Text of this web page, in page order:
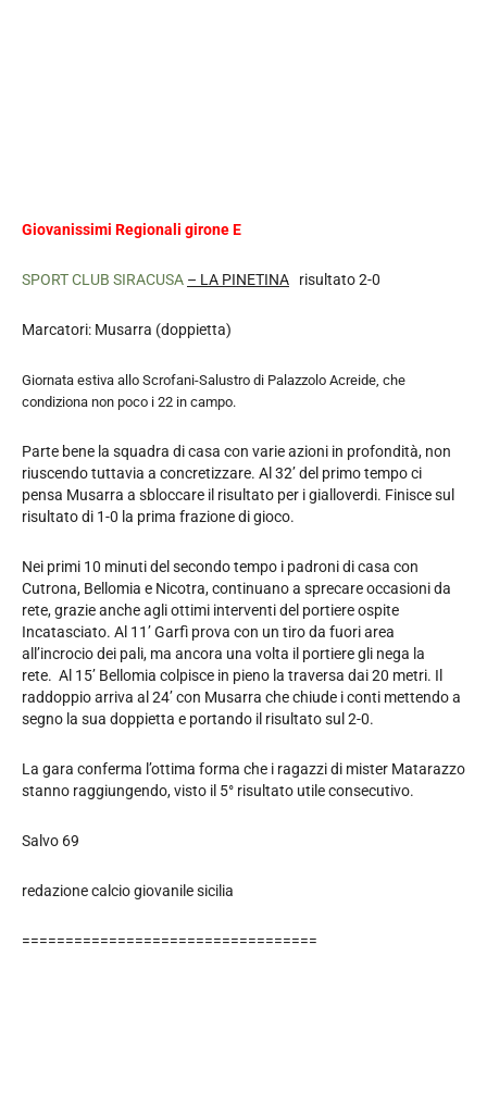
Giovanissimi Regionali girone E
SPORT CLUB SIRACUSA – LA PINETINA risultato 2-0
Marcatori: Musarra (doppietta)
Giornata estiva allo Scrofani-Salustro di Palazzolo Acreide, che
condiziona non poco i 22 in campo.
Parte bene la squadra di casa con varie azioni in profondità, non
riuscendo tuttavia a concretizzare. Al 32’ del primo tempo ci
pensa Musarra a sbloccare il risultato per i gialloverdi. Finisce sul
risultato di 1-0 la prima frazione di gioco.
Nei primi 10 minuti del secondo tempo i padroni di casa con
Cutrona, Bellomia e Nicotra, continuano a sprecare occasioni da
rete, grazie anche agli ottimi interventi del portiere ospite
Incatasciato. Al 11’ Garfì prova con un tiro da fuori area
all’incrocio dei pali, ma ancora una volta il portiere gli nega la
rete. Al 15’ Bellomia colpisce in pieno la traversa dai 20 metri. Il
raddoppio arriva al 24’ con Musarra che chiude i conti mettendo a
segno la sua doppietta e portando il risultato sul 2-0.
La gara conferma l’ottima forma che i ragazzi di mister Matarazzo
stanno raggiungendo, visto il 5° risultato utile consecutivo.
Salvo 69
redazione calcio giovanile sicilia
==================================